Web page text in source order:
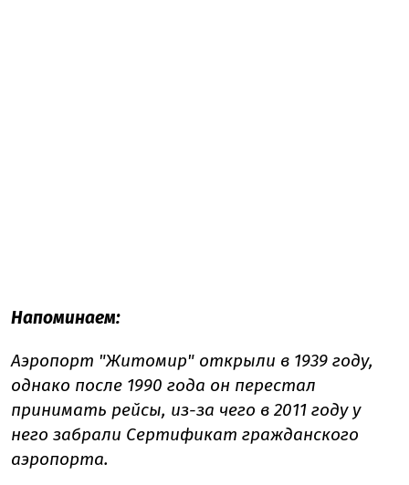
Напоминаем:
Аэропорт "Житомир" открыли в 1939 году,
однако после 1990 года он перестал
принимать рейсы, из-за чего в 2011 году у
него забрали Сертификат гражданского
аэропорта.